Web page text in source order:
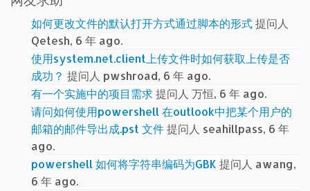
如何更改文件的默认打开方式通过脚本的形式提问人
Qetesh, 6 年 ago.
使用system.net.client上传文件时如何获取上传是否
成功？ 提问人 pwshroad, 6 年 ago.
有一个实施中的项目需求提问人 万恒, 6 年 ago.
请问如何使用powershell 在outlook中把某个用户的
邮箱的邮件导出成.pst 文件提问人 seahillpass, 6 年
ago.
powershell 如何将字符串编码为GBK 提问人 awang,
6 年 ago.